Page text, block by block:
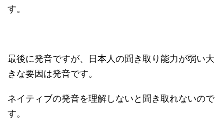
す。
最後に発音ですが、日本人の聞き取り能力が弱い大
きな要因は発音です。
ネイティブの発音を理解しないと聞き取れないので
す。